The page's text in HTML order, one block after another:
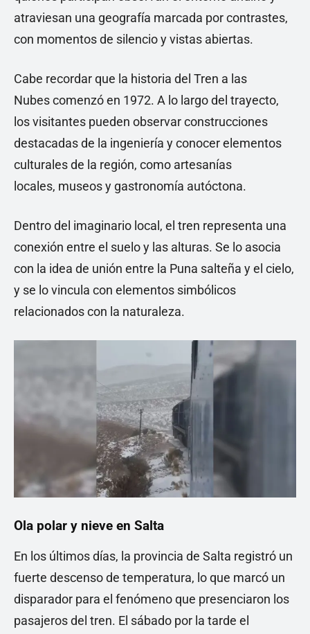
atraviesan una geografía marcada por contrastes,
con momentos de silencio y vistas abiertas.
Cabe recordar que la historia del Tren a las
Nubes comenzó en 1972. A lo largo del trayecto,
los visitantes pueden observar construcciones
destacadas de la ingeniería y conocer elementos
culturales de la región, como artesanías
locales, museos y gastronomía autóctona.
Dentro del imaginario local, el tren representa una
conexión entre el suelo y las alturas. Se lo asocia
con la idea de unión entre la Puna salteña y el cielo,
y se lo vincula con elementos simbólicos
relacionados con la naturaleza.
Ola polar y nieve en Salta
En los últimos días, la provincia de Salta registró un
fuerte descenso de temperatura, lo que marcó un
disparador para el fenómeno que presenciaron los
pasajeros del tren. El sábado por la tarde el